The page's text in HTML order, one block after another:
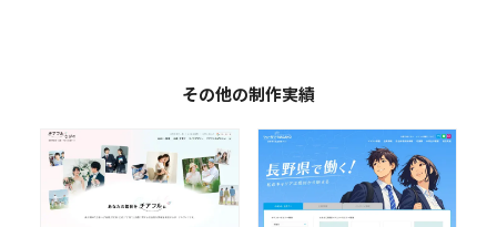
その他の制作実績